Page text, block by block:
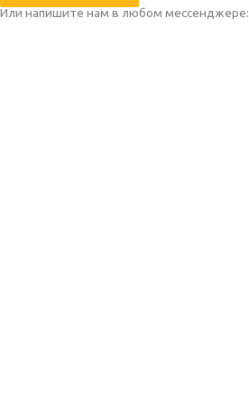
Или напишите нам в любом месcенджере: